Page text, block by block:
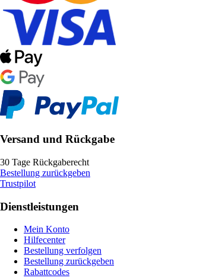
Versand und Rückgabe
30 Tage Rückgaberecht
Bestellung zurückgeben
Trustpilot
Dienstleistungen
Mein Konto
Hilfecenter
Bestellung verfolgen
Bestellung zurückgeben
Rabattcodes